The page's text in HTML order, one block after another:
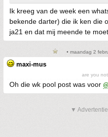
Ik kreeg van de week een
bekende darter) die ik ken die
ja21 en dat mij meende te
• maandag 2
maxi-mus
are you
Oh die wk pool post was voor
▼